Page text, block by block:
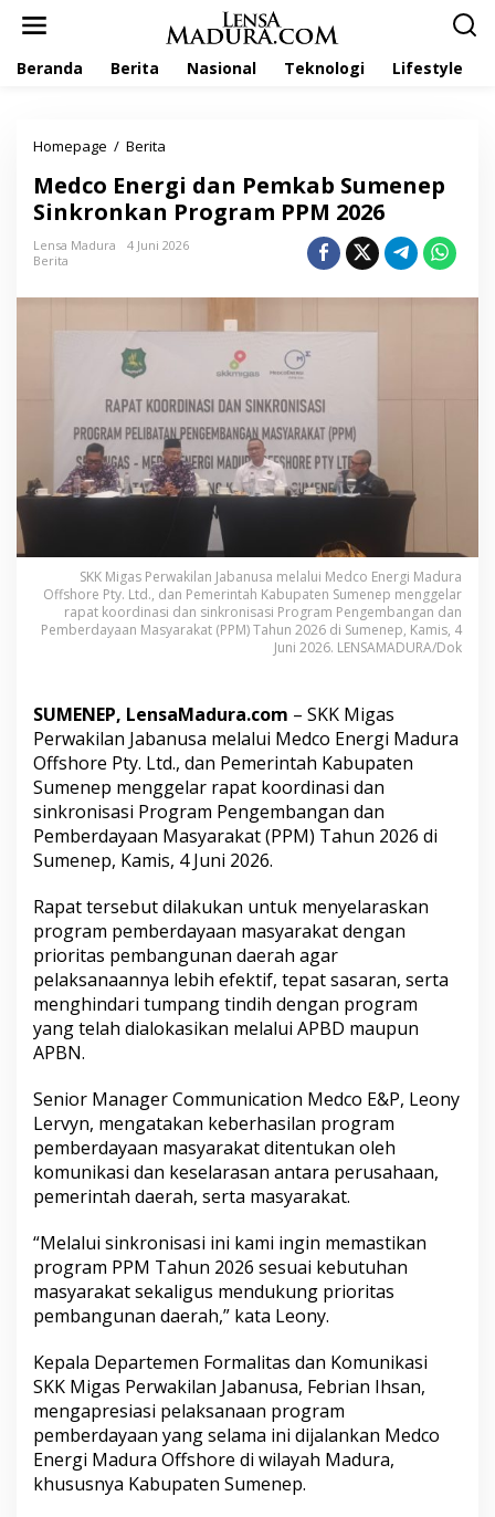
Beranda Berita Nasional Teknologi Lifestyle
Homepage / Berita
d
c
E
n
P
e
m
k
a
u
m
e
n
e
n
k
r
o
n
k
a
n
r
g
r
a
m
P
P
0
2
6
Medco Energi dan Pemkab Sumenep
Sinkronkan Program PPM 2026
Lensa Madura
4 Juni 2026
Berita
SKK Migas Perwakilan Jabanusa melalui Medco Energi Madura
Offshore Pty. Ltd., dan Pemerintah Kabupaten Sumenep menggelar
rapat koordinasi dan sinkronisasi Program Pengembangan dan
Pemberdayaan Masyarakat (PPM) Tahun 2026 di Sumenep, Kamis, 4
Juni 2026. LENSAMADURA/Dok
SUMENEP, LensaMadura.com – SKK Migas
Perwakilan Jabanusa melalui Medco Energi Madura
Offshore Pty. Ltd., dan Pemerintah Kabupaten
Sumenep menggelar rapat koordinasi dan
sinkronisasi Program Pengembangan dan
Pemberdayaan Masyarakat (PPM) Tahun 2026 di
Sumenep, Kamis, 4 Juni 2026.
Rapat tersebut dilakukan untuk menyelaraskan
program pemberdayaan masyarakat dengan
prioritas pembangunan daerah agar
pelaksanaannya lebih efektif, tepat sasaran, serta
menghindari tumpang tindih dengan program
yang telah dialokasikan melalui APBD maupun
APBN.
Senior Manager Communication Medco E&P, Leony
Lervyn, mengatakan keberhasilan program
pemberdayaan masyarakat ditentukan oleh
komunikasi dan keselarasan antara perusahaan,
pemerintah daerah, serta masyarakat.
“Melalui sinkronisasi ini kami ingin memastikan
program PPM Tahun 2026 sesuai kebutuhan
masyarakat sekaligus mendukung prioritas
pembangunan daerah,” kata Leony.
Kepala Departemen Formalitas dan Komunikasi
SKK Migas Perwakilan Jabanusa, Febrian Ihsan,
mengapresiasi pelaksanaan program
pemberdayaan yang selama ini dijalankan Medco
Energi Madura Offshore di wilayah Madura,
khususnya Kabupaten Sumenep.